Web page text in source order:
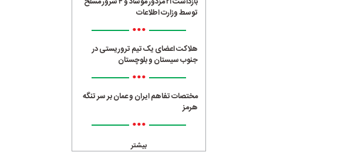
توسط وزارت اطلاعات
•••
هلاکت اعضای یک تیم تروریستی در
جنوب سیستان و بلوچستان
•••
مختصات تفاهم ایران و عمان بر سر تنگه
هرمز
•••
بیشتر